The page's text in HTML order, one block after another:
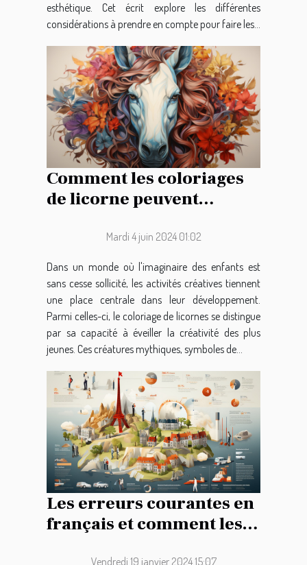
esthétique. Cet écrit explore les différentes
considérations à prendre en compte pour faire les...
Comment les coloriages
de licorne peuvent
développement créatif
chez les enfants
Mardi 4 juin 2024 01:02
Dans un monde où l'imaginaire des enfants est
sans cesse sollicité, les activités créatives tiennent
une place centrale dans leur développement.
Parmi celles-ci, le coloriage de licornes se distingue
par sa capacité à éveiller la créativité des plus
jeunes. Ces créatures mythiques, symboles de...
Les erreurs courantes en
français et comment les
Vendredi 19 janvier 2024 15:07